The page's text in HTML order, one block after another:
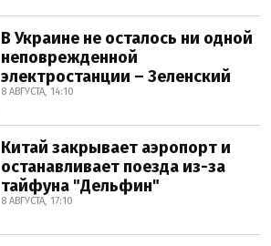
В Украине не осталось ни одной
неповрежденной
электростанции – Зеленский
8 АВГУСТА, 14:10
Китай закрывает аэропорт и
останавливает поезда из-за
тайфуна "Дельфин"
8 АВГУСТА, 17:10